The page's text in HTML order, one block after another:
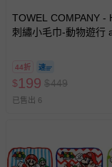
如您收到商品，
情形，您可申請
式、折價券與購
問，你可詳見：
預購商品：預購
商品如因「價格
會主動以簡訊及
TOWEL COMPANY -
刺繡小毛巾-動物遊行
44折
$199 $449
已售出 6